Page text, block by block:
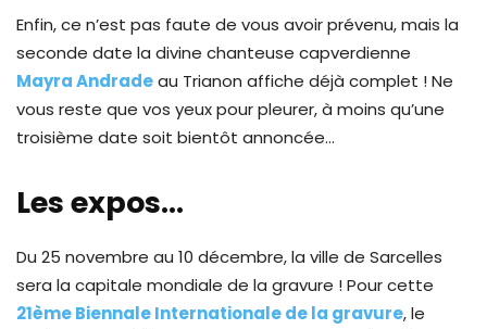
Enfin, ce n’est pas faute de vous avoir prévenu, mais la
seconde date la divine chanteuse capverdienne
Mayra Andradeau Trianon affiche déjà complet ! Ne
vous reste que vos yeux pour pleurer, à moins qu’une
troisième date soit bientôt annoncée…
Les expos…
Du 25 novembre au 10 décembre, la ville de Sarcelles
sera la capitale mondiale de la gravure ! Pour cette
21ème Biennale Internationale de la gravure, le